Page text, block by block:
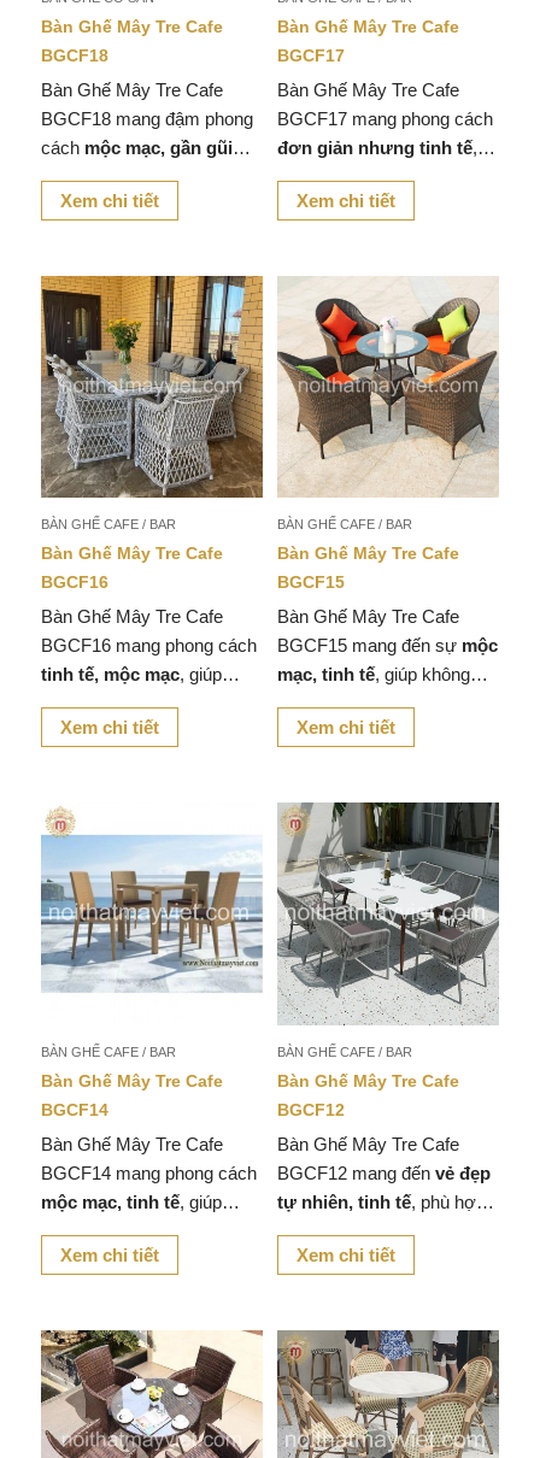
Bàn Ghế Mây Tre Cafe
BGCF18
Bàn Ghế Mây Tre Cafe
BGCF18 mang đậm phong
cách mộc mạc, gần gũi
với thiên nhiên, giúp không
gian quán cafe, nhà hàng
tinh tế.
Xem chi tiết
Bàn Ghế Mây Tre Cafe
BGCF17
Bàn Ghế Mây Tre Cafe
BGCF17 mang phong cách
đơn giản nhưng tinh tế,
giúp không gian quán cafe,
nhà hàng hay khu vực thư
Xem chi tiết
BÀN GHẾ CAFE / BAR
Bàn Ghế Mây Tre Cafe
BGCF16
Bàn Ghế Mây Tre Cafe
BGCF16 mang phong cách
tinh tế, mộc mạc, giúp
không gian quán cafe, nhà
hàng hay góc thư giãn tại
Xem chi tiết
BÀN GHẾ CAFE / BAR
Bàn Ghế Mây Tre Cafe
BGCF15
Bàn Ghế Mây Tre Cafe
BGCF15 mang đến sự mộc
mạc, tinh tế, giúp không
gian quán cafe, nhà hàng
hay góc thư giãn tại nhà trở
Xem chi tiết
BÀN GHẾ CAFE / BAR
Bàn Ghế Mây Tre Cafe
BGCF14
Bàn Ghế Mây Tre Cafe
BGCF14 mang phong cách
mộc mạc, tinh tế, giúp
không gian quán cafe, nhà
hàng hay góc thư giãn tại
Xem chi tiết
BÀN GHẾ CAFE / BAR
Bàn Ghế Mây Tre Cafe
BGCF12
Bàn Ghế Mây Tre Cafe
BGCF12 mang đến vẻ đẹp
tự nhiên, tinh tế, phù hợp
với những không gian yêu
thíchsự mộc mạc và gần
Xem chi tiết